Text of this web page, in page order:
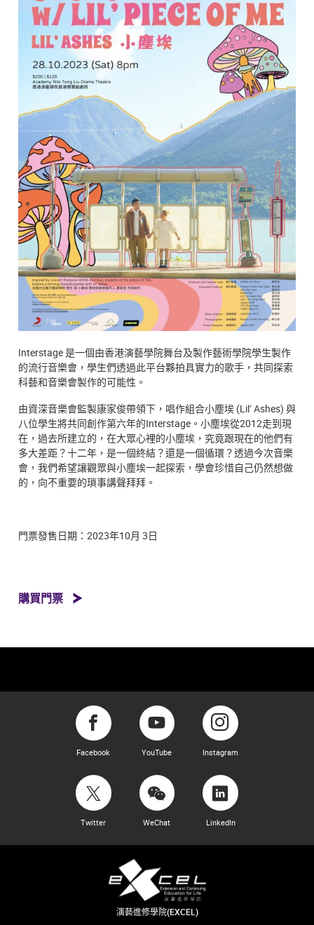
Interstage 是一個由香港演藝學院舞台及製作藝術學院學生製作
的流行音樂會，學生們透過此平台夥拍具實力的歌手，共同探索
科藝和音樂會製作的可能性。
由資深音樂會監製康家俊帶領下，唱作組合小塵埃 (Lil’ Ashes) 與
八位學生將共同創作第六年的Interstage。小塵埃從2012走到現
在，過去所建立的，在大眾心裡的小塵埃，究竟跟現在的他們有
多大差距？十二年，是一個終結？還是一個循環？透過今次音樂
會，我們希望讓觀眾與小塵埃一起探索，學會珍惜自己仍然想做
的，向不重要的瑣事講聲拜拜。
門票發售日期：2023年10月 3日
購買門票
Facebook YouTube Instagram
Twitter WeChat LinkedIn
演藝進修學院(EXCEL)